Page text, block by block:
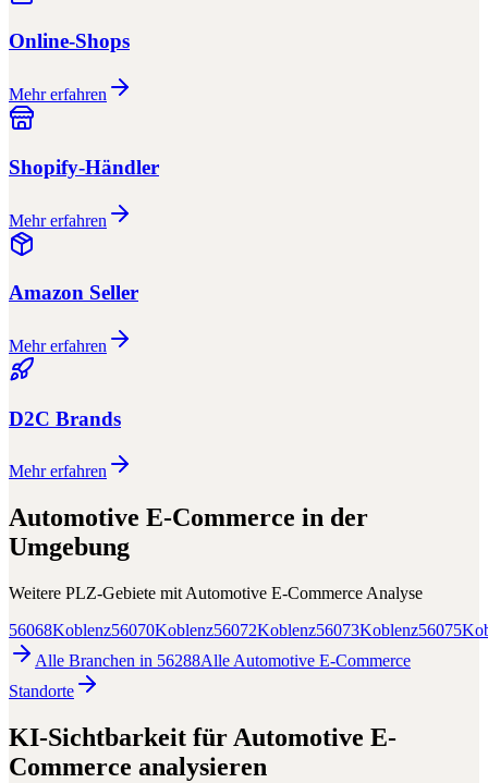
Online-Shops
Mehr erfahren
Shopify-Händler
Mehr erfahren
Amazon Seller
Mehr erfahren
D2C Brands
Mehr erfahren
Automotive E-Commerce in der
Umgebung
Weitere PLZ-Gebiete mit Automotive E-Commerce Analyse
56068Koblenz56070Koblenz56072Koblenz56073Koblenz56075
Alle Branchen in 56288Alle Automotive E-Commerce
Standorte
KI-Sichtbarkeit für Automotive E-
Commerce analysieren